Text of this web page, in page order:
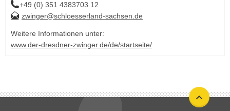
+49 (0) 351 4383703 12
zwinger@schloesserland-sachsen.de
Weitere Informationen unter:
www.der-dresdner-zwinger.de/de/startseite/